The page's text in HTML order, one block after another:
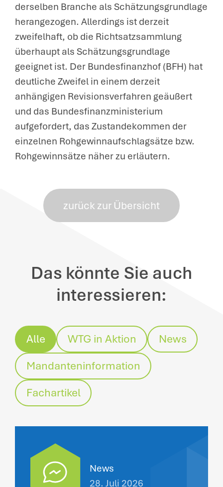
derselben Branche als Schätzungsgrundlage
herangezogen. Allerdings ist derzeit
zweifelhaft, ob die Richtsatzsammlung
überhaupt als Schätzungsgrundlage
geeignet ist. Der Bundesfinanzhof (BFH) hat
deutliche Zweifel in einem derzeit
anhängigen Revisionsverfahren geäußert
und das Bundesfinanzministerium
aufgefordert, das Zustandekommen der
einzelnen Rohgewinnaufschlagsätze bzw.
Rohgewinnsätze näher zu erläutern.
zurück zur Übersicht
Das könnte Sie auch
interessieren:
Alle WTG in Aktion
News
Mandanteninformation
Fachartikel
News
28. Juli 2026